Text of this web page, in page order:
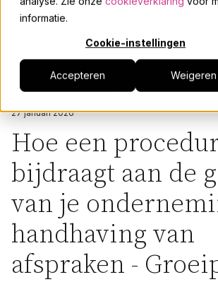
informatie.
Cookie-instellingen
Accepteren Weigeren
Dienstverlening
Onze mensen
Actueel
Over JPR
Events
Terug naar alle artikelen
27 januari 2026
Hoe een
bijdraagt aan de
van je
handhaving van
afspraken -